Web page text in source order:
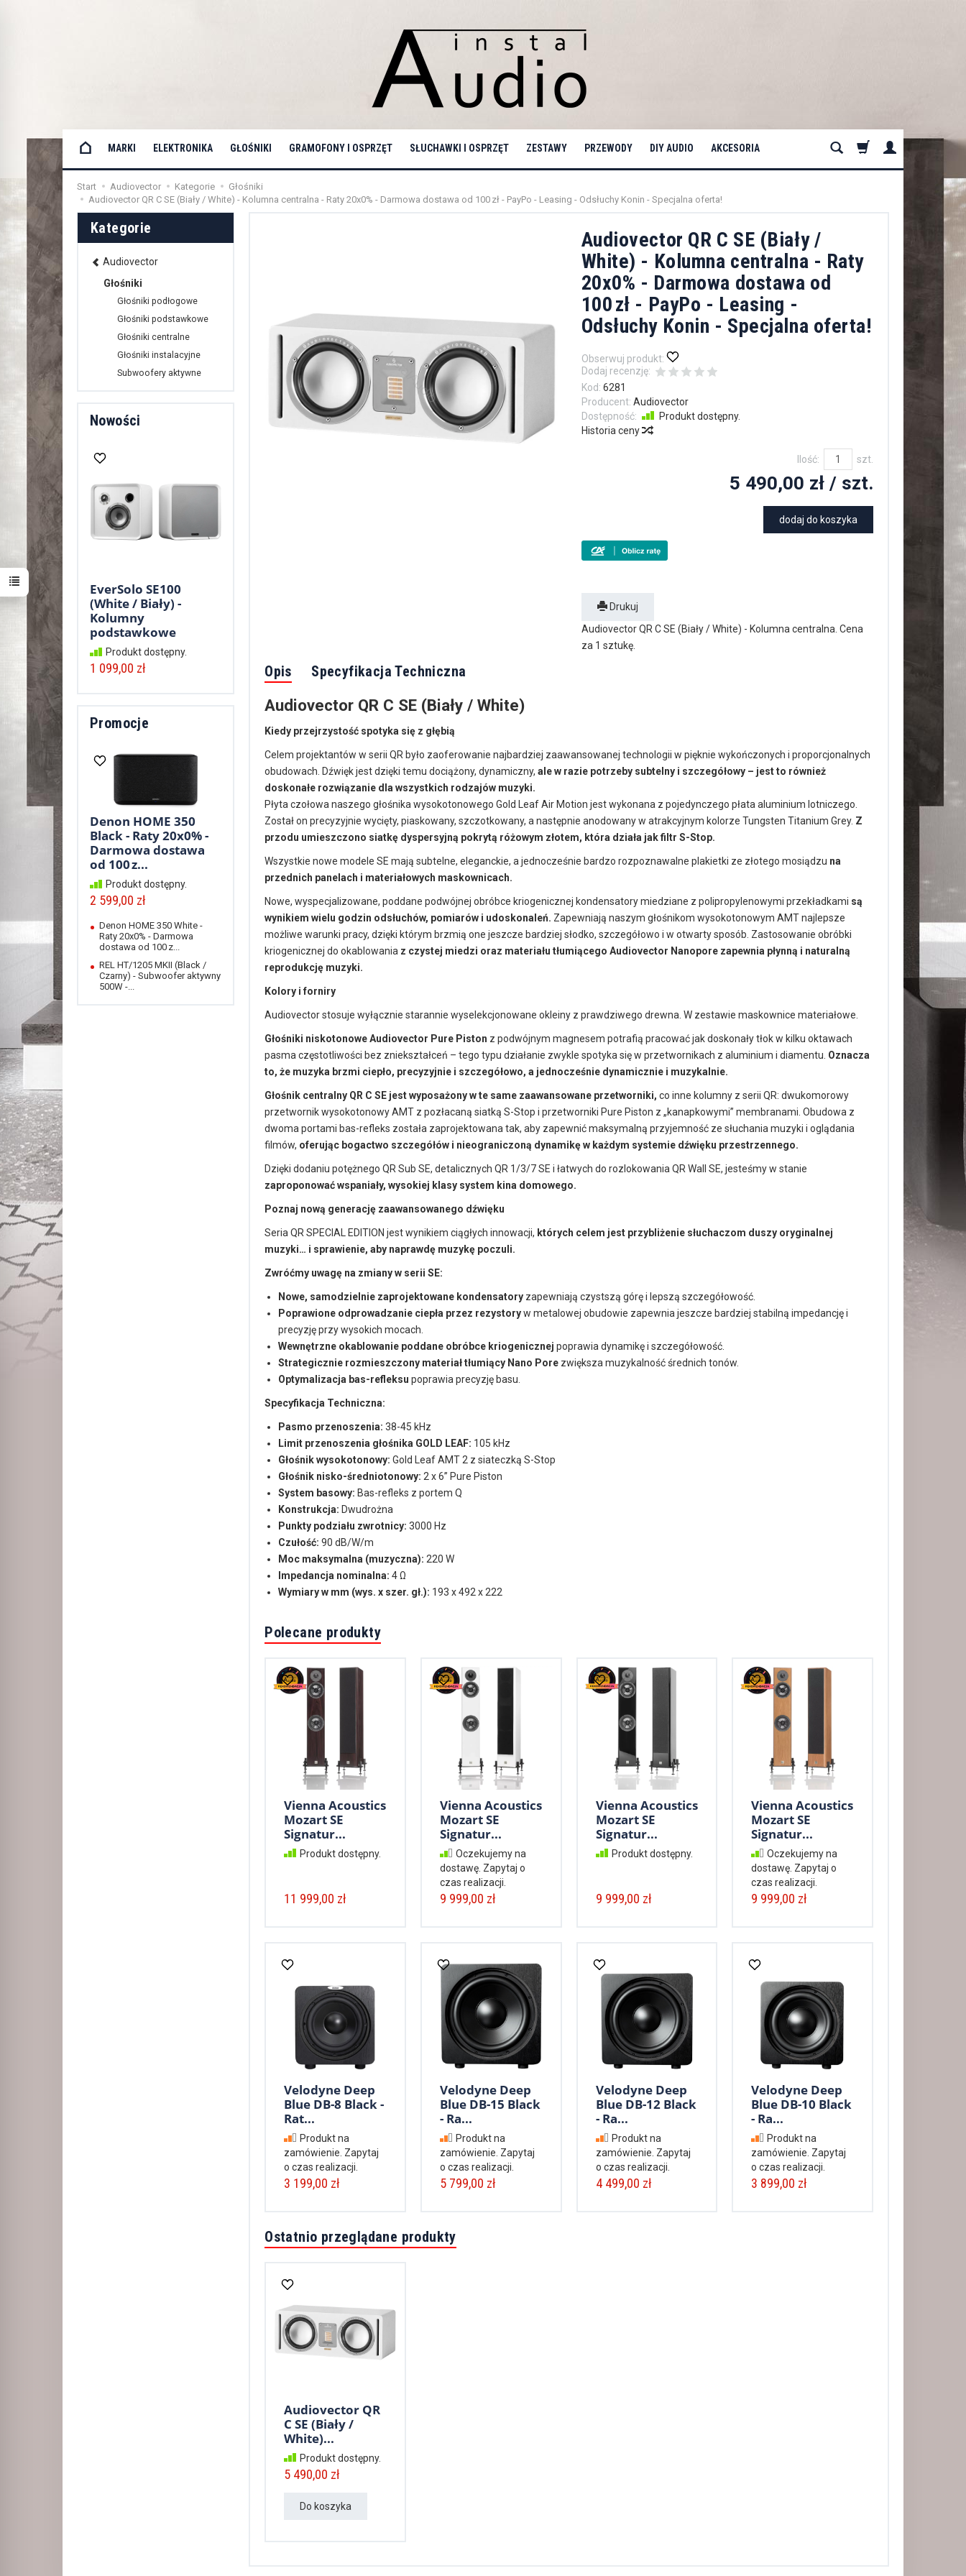
MARKI ELEKTRONIKA GŁOŚNIKI GRAMOFONY I OSPRZĘT SŁUCHAWKI I OSPRZĘT ZESTAWY PRZEWODY DIY AUDIO AKCESORIA
Start Audiovector Kategorie
Głośniki
Audiovector QR C SE (Biały / White) - Kolumna centralna - Raty 20x0% - Darmowa dostawa od 100 zł - PayPo - Leasing - Odsłuchy Konin - Specjalna oferta!
Audiovector QR C SE (Biały /
White) - Kolumna centralna - Raty
20x0% - Darmowa dostawa od
100 zł - PayPo - Leasing -
Odsłuchy Konin - Specjalna oferta!
Obserwuj produkt:
Dodaj recenzję:
Kod: 6281
Producent: Audiovector
Dostępność:
Produkt dostępny.
Historia ceny
Ilość: szt.
5 490,00 zł/ szt.
dodaj do koszyka
Drukuj
Audiovector QR C SE (Biały / White) - Kolumna centralna. Cena
za 1 sztukę.
Opis Specyfikacja Techniczna
Audiovector QR C SE (Biały / White)
Kiedy przejrzystość spotyka się z głębią
Celem projektantów w serii QR było zaoferowanie najbardziej zaawansowanej technologii w pięknie wykończonych i proporcjonalnych
obudowach. Dźwięk jest dzięki temu dociążony, dynamiczny,ale w razie potrzeby subtelny i szczegółowy – jest to również
doskonałe rozwiązanie dla wszystkich rodzajów muzyki.
Płyta czołowa naszego głośnika wysokotonowego Gold Leaf Air Motion jest wykonana z pojedynczego płata aluminium lotniczego.
Został on precyzyjnie wycięty, piaskowany, szczotkowany, a następnie anodowany w atrakcyjnym kolorze Tungsten Titanium Grey. Z
przodu umieszczono siatkę dyspersyjną pokrytą różowym złotem, która działa jak filtr S-Stop.
Wszystkie nowe modele SE mają subtelne, eleganckie, a jednocześnie bardzo rozpoznawalne plakietki ze złotego mosiądzu na
przednich panelach i materiałowych maskownicach.
Nowe, wyspecjalizowane, poddane podwójnej obróbce kriogenicznej kondensatory miedziane z polipropylenowymi przekładkami są
wynikiem wielu godzin odsłuchów, pomiarów i udoskonaleń. Zapewniają naszym głośnikom wysokotonowym AMT najlepsze
możliwe warunki pracy, dzięki którym brzmią one jeszcze bardziej słodko, szczegółowo i w otwarty sposób. Zastosowanie obróbki
kriogenicznej do okablowania z czystej miedzi oraz materiału tłumiącego Audiovector Nanopore zapewnia płynną i naturalną
reprodukcję muzyki.
Kolory i forniry
Audiovector stosuje wyłącznie starannie wyselekcjonowane okleiny z prawdziwego drewna. W zestawie maskownice materiałowe.
Głośniki niskotonowe Audiovector Pure Piston z podwójnym magnesem potrafią pracować jak doskonały tłok w kilku oktawach
pasma częstotliwości bez zniekształceń – tego typu działanie zwykle spotyka się w przetwornikach z aluminium i diamentu. Oznacza
to, że muzyka brzmi ciepło, precyzyjnie i szczegółowo, a jednocześnie dynamicznie i muzykalnie.
Głośnik centralny QR C SE jest wyposażony w te same zaawansowane przetworniki, co inne kolumny z serii QR: dwukomorowy
przetwornik wysokotonowy AMT z pozłacaną siatką S-Stop i przetworniki Pure Piston z „kanapkowymi” membranami. Obudowa z
dwoma portami bas-refleks została zaprojektowana tak, aby zapewnić maksymalną przyjemność ze słuchania muzyki i oglądania
filmów, oferując bogactwo szczegółów i nieograniczoną dynamikę w każdym systemie dźwięku przestrzennego.
Dzięki dodaniu potężnego QR Sub SE, detalicznych QR 1/3/7 SE i łatwych do rozlokowania QR Wall SE, jesteśmy w stanie
zaproponować wspaniały, wysokiej klasy system kina domowego.
Poznaj nową generację zaawansowanego dźwięku
Seria QR SPECIAL EDITION jest wynikiem ciągłych innowacji, których celem jest przybliżenie słuchaczom duszy oryginalnej
muzyki… i sprawienie, aby naprawdę muzykę poczuli.
Zwróćmy uwagę na zmiany w serii SE:
Nowe, samodzielnie zaprojektowane kondensatory zapewniają czystszą górę i lepszą szczegółowość.
Poprawione odprowadzanie ciepła przez rezystoryw metalowej obudowie zapewnia jeszcze bardziej stabilną impedancję i
precyzję przy wysokich mocach.
Wewnętrzne okablowanie poddane obróbce kriogenicznej poprawia dynamikę i szczegółowość.
Strategicznie rozmieszczony materiał tłumiący Nano Pore zwiększa muzykalność średnich tonów.
Optymalizacja bas-refleksu poprawia precyzję basu.
Specyfikacja Techniczna:
Pasmo przenoszenia: 38-45 kHz
Limit przenoszenia głośnika GOLD LEAF: 105 kHz
Głośnik wysokotonowy: Gold Leaf AMT 2 z siateczką S-Stop
Głośnik nisko-średniotonowy: 2 x 6” Pure Piston
System basowy: Bas-refleks z portem Q
Konstrukcja: Dwudrożna
Punkty podziału zwrotnicy: 3000 Hz
Czułość: 90 dB/W/m
Moc maksymalna (muzyczna): 220 W
Impedancja nominalna: 4 Ω
Wymiary w mm (wys. x szer. gł.): 193 x 492 x 222
Polecane produkty
Vienna Acoustics
Mozart SE
Signatur...
Produkt dostępny.
11 999,00 zł
Vienna Acoustics
Mozart SE
Signatur...
Oczekujemy na
dostawę. Zapytaj o
czas realizacji.
9 999,00 zł
Vienna Acoustics
Mozart SE
Signatur...
Produkt dostępny.
9 999,00 zł
Vienna Acoustics
Mozart SE
Signatur...
Oczekujemy na
dostawę. Zapytaj o
czas realizacji.
9 999,00 zł
Velodyne Deep
Blue DB-8 Black -
Rat...
Produkt na
zamówienie. Zapytaj
o czas realizacji.
3 199,00 zł
Velodyne Deep
Blue DB-15 Black
- Ra...
Produkt na
zamówienie. Zapytaj
o czas realizacji.
5 799,00 zł
Velodyne Deep
Blue DB-12 Black
- Ra...
Produkt na
zamówienie. Zapytaj
o czas realizacji.
4 499,00 zł
Velodyne Deep
Blue DB-10 Black
- Ra...
Produkt na
zamówienie. Zapytaj
o czas realizacji.
3 899,00 zł
Ostatnio przeglądane produkty
Audiovector QR
C SE (Biały /
White)...
Produkt dostępny.
5 490,00 zł
Do koszyka
Kategorie
Audiovector
Głośniki
Głośniki podłogowe
Głośniki podstawkowe
Głośniki centralne
Głośniki instalacyjne
Subwoofery aktywne
Nowości
EverSolo SE100
(White / Biały) -
Kolumny
podstawkowe
Produkt dostępny.
1 099,00 zł
Promocje
Denon HOME 350
Black - Raty 20x0% -
Darmowa dostawa
od 100 z...
Produkt dostępny.
2 599,00 zł
Denon HOME 350 White -
Raty 20x0% - Darmowa
dostawa od 100 z...
REL HT/1205 MKII (Black /
Czarny) - Subwoofer aktywny
500W -...